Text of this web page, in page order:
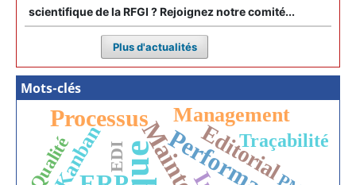
scientifique de la RFGI ? Rejoignez notre comité...
Plus d'actualités
Mots-clés
Processus
Editorial
Kanban
Management
Traçabilité
Qualité EDI